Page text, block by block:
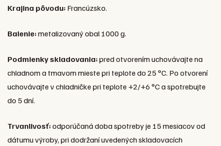
Krajina pôvodu: Francúzsko.
Balenie:metalizovaný obal 1000 g.
Podmienky skladovania:pred otvorením uchovávajte na
chladnom a tmavom mieste pri teplote do 25 °C. Po otvorení
uchovávajte v chladničke pri teplote +2/+6 °C a spotrebujte
do 5 dní.
Trvanlivosť:odporúčaná doba spotreby je 15 mesiacov od
dátumu výroby, pri dodržaní uvedených skladovacích